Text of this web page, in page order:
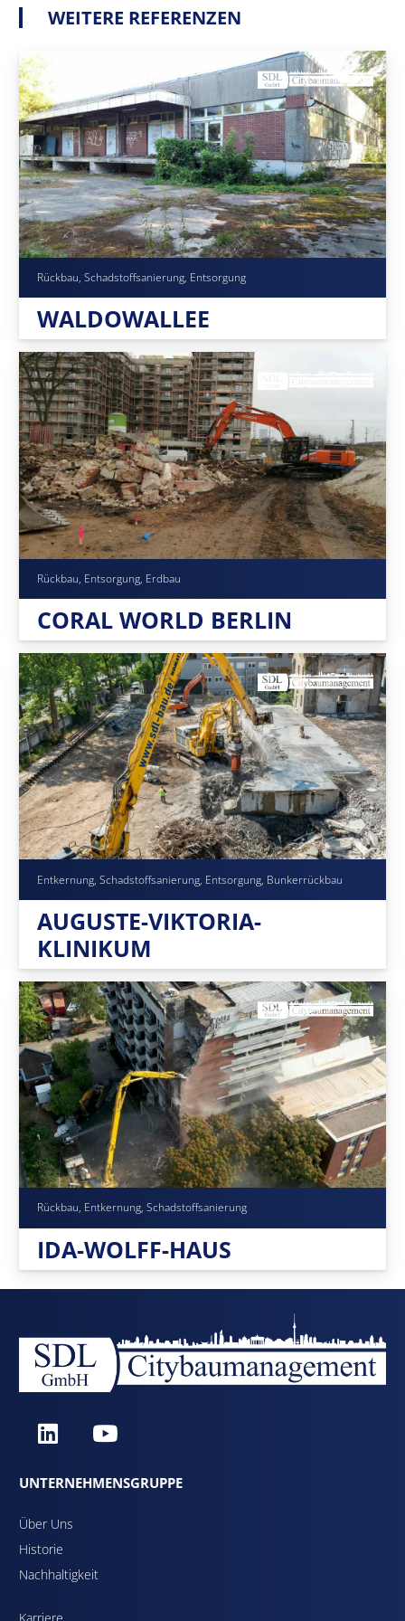
WEITERE REFERENZEN
Rückbau, Schadstoffsanierung, Entsorgung
WALDOWALLEE
Rückbau, Entsorgung, Erdbau
CORAL WORLD BERLIN
Entkernung, Schadstoffsanierung, Entsorgung, Bunkerrückbau
AUGUSTE-VIKTORIA-
KLINIKUM
Rückbau, Entkernung, Schadstoffsanierung
IDA-WOLFF-HAUS
UNTERNEHMENSGRUPPE
Über Uns
Historie
Nachhaltigkeit